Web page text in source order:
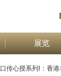
展览
口传心授系列I：香